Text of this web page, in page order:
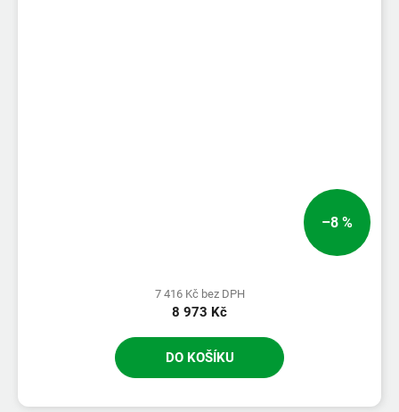
–8 %
7 416 Kč bez DPH
8 973 Kč
DO KOŠÍKU